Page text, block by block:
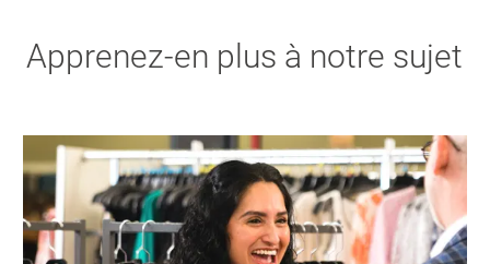
Apprenez-en plus à notre sujet